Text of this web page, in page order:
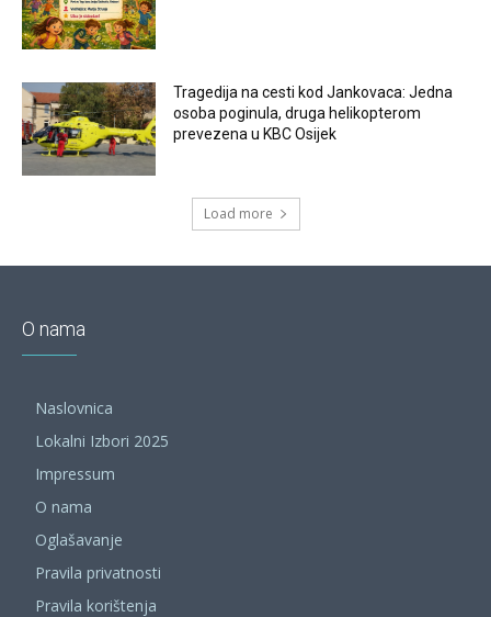
Tragedija na cesti kod Jankovaca: Jedna
osoba poginula, druga helikopterom
prevezena u KBC Osijek
Load more
O nama
Naslovnica
Lokalni Izbori 2025
Impressum
O nama
Oglašavanje
Pravila privatnosti
Pravila korištenja